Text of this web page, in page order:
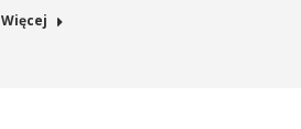
Więcej